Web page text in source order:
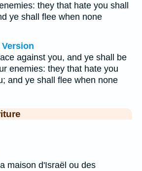
they that hate you shall
ye shall flee when none
against you, and ye shall be
enemies: they that hate you
and ye shall flee when none
maison d'Israël ou des